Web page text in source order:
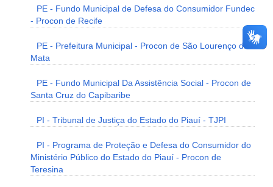
PE - Fundo Municipal de Defesa do Consumidor Fundec
- Procon de Recife
PE - Prefeitura Municipal - Procon de São Lourenço da
Mata
PE - Fundo Municipal Da Assistência Social - Procon de
Santa Cruz do Capibaribe
PI - Tribunal de Justiça do Estado do Piauí - TJPI
PI - Programa de Proteção e Defesa do Consumidor do
Ministério Público do Estado do Piauí - Procon de
Teresina